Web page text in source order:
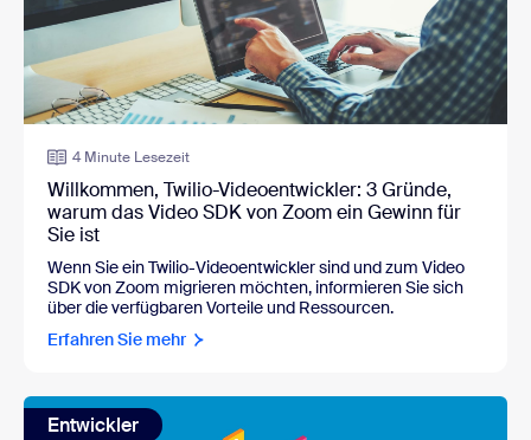
4 Minute Lesezeit
Willkommen, Twilio-Videoentwickler: 3 Gründe,
warum das Video SDK von Zoom ein Gewinn für
Sie ist
Wenn Sie ein Twilio-Videoentwickler sind und zum Video
SDK von Zoom migrieren möchten, informieren Sie sich
über die verfügbaren Vorteile und Ressourcen.
Erfahren Sie mehr
Entwickler